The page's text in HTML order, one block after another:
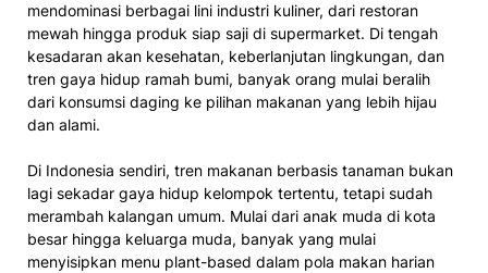
mendominasi berbagai lini industri kuliner, dari restoran
mewah hingga produk siap saji di supermarket. Di tengah
kesadaran akan kesehatan, keberlanjutan lingkungan, dan
tren gaya hidup ramah bumi, banyak orang mulai beralih
dari konsumsi daging ke pilihan makanan yang lebih hijau
dan alami.
Di Indonesia sendiri, tren makanan berbasis tanaman bukan
lagi sekadar gaya hidup kelompok tertentu, tetapi sudah
merambah kalangan umum. Mulai dari anak muda di kota
besar hingga keluarga muda, banyak yang mulai
menyisipkan menu plant-based dalam pola makan harian